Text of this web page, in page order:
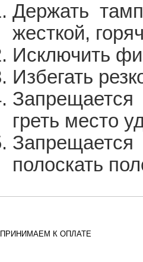
Держать
жесткой,
Исключить
Избегать
Запрещается
греть место
полоскать
ПРИНИМАЕМ К ОПЛАТЕ